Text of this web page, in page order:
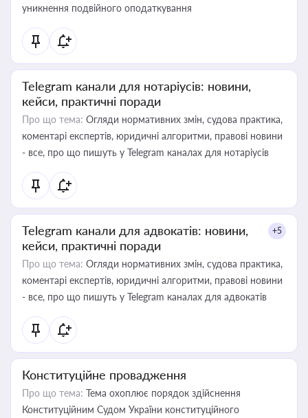
уникнення подвійного оподаткування
Telegram канали для нотаріусів: новини,
кейси, практичні поради
Про що тема: Огляди нормативних змін, судова практика,
коментарі експертів, юридичні алгоритми, правові новини
- все, про що пишуть у Telegram каналах для нотаріусів
Telegram канали для адвокатів: новини,
кейси, практичні поради
+5
Про що тема: Огляди нормативних змін, судова практика,
коментарі експертів, юридичні алгоритми, правові новини
- все, про що пишуть у Telegram каналах для адвокатів
Конституційне провадження
Про що тема: Тема охоплює порядок здійснення
Конституційним Судом України конституційного